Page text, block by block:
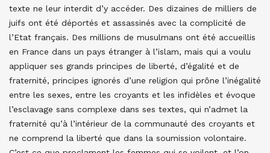
texte ne leur interdit d’y accéder. Des dizaines de milliers de
juifs ont été déportés et assassinés avec la complicité de
l’Etat français. Des millions de musulmans ont été accueillis
en France dans un pays étranger à l’islam, mais qui a voulu
appliquer ses grands principes de liberté, d’égalité et de
fraternité, principes ignorés d’une religion qui prône l’inégalité
entre les sexes, entre les croyants et les infidèles et évoque
l’esclavage sans complexe dans ses textes, qui n’admet la
fraternité qu’à l’intérieur de la communauté des croyants et
ne comprend la liberté que dans la soumission volontaire.